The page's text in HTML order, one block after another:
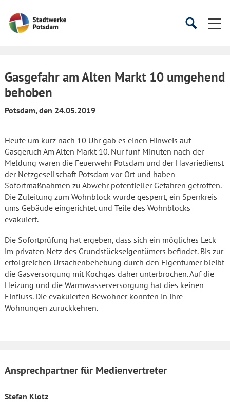
Startseite
SucheSuche
Gasgefahr am Alten Markt 10 umgehend
behoben
Potsdam, den 24.05.2019
Heute um kurz nach 10 Uhr gab es einen Hinweis auf
Gasgeruch Am Alten Markt 10. Nur fünf Minuten nach der
Meldung waren die Feuerwehr Potsdam und der Havariedienst
der Netzgesellschaft Potsdam vor Ort und haben
Sofortmaßnahmen zu Abwehr potentieller Gefahren getroffen.
Die Zuleitung zum Wohnblock wurde gesperrt, ein Sperrkreis
ums Gebäude eingerichtet und Teile des Wohnblocks
evakuiert.
Die Sofortprüfung hat ergeben, dass sich ein mögliches Leck
im privaten Netz des Grundstückseigentümers befindet. Bis zur
erfolgreichen Ursachenbehebung durch den Eigentümer bleibt
die Gasversorgung mit Kochgas daher unterbrochen. Auf die
Heizung und die Warmwasserversorgung hat dies keinen
Einfluss. Die evakuierten Bewohner konnten in ihre
Wohnungen zurückkehren.
Ansprechpartner für Medienvertreter
Stefan Klotz